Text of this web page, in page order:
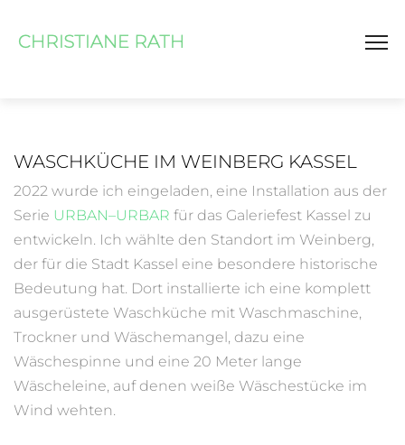
WASCHKÜCHE IM WEINBERG KASSEL
2022 wurde ich eingeladen, eine Installation aus der
Serie URBAN–URBAR für das Galeriefest Kassel zu
entwickeln. Ich wählte den Standort im Weinberg,
der für die Stadt Kassel eine besondere historische
Bedeutung hat. Dort installierte ich eine komplett
ausgerüstete Waschküche mit Waschmaschine,
Trockner und Wäschemangel, dazu eine
Wäschespinne und eine 20 Meter lange
Wäscheleine, auf denen weiße Wäschestücke im
Wind wehten.